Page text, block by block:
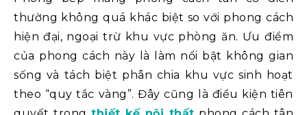
thường không quá khác biệt so với phong cách
hiện đại, ngoại trừ khu vực phòng ăn. Ưu điểm
của phong cách này là làm nổi bật không gian
sống và tách biệt phân chia khu vực sinh hoạt
theo “quy tắc vàng”. Đây cũng là điều kiện tiên